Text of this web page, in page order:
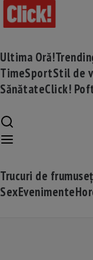
Ultima Oră!
TimeSportStil de
SănătateClick!
Trucuri de
SexEvenimente